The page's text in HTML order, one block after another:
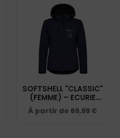
SOFTSHELL "CLASSIC"
(FEMME) – ECURIE
COEUR DE SOLOGNE
- NAVY - 0200917
À partir de 69,99 €